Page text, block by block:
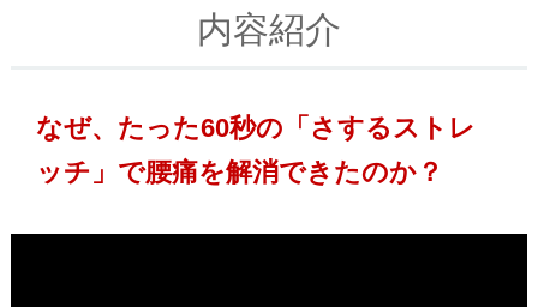
内容紹介
なぜ、たった60秒の「さするストレ
ッチ」で腰痛を解消できたのか？